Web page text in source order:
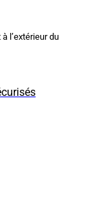
l’extérieur du